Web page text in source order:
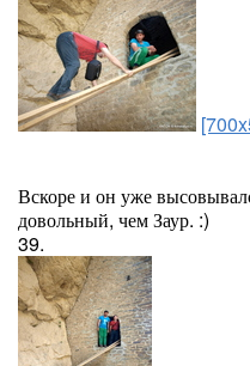
Вскоре и он уже
довольный, чем Заур. :)
39.